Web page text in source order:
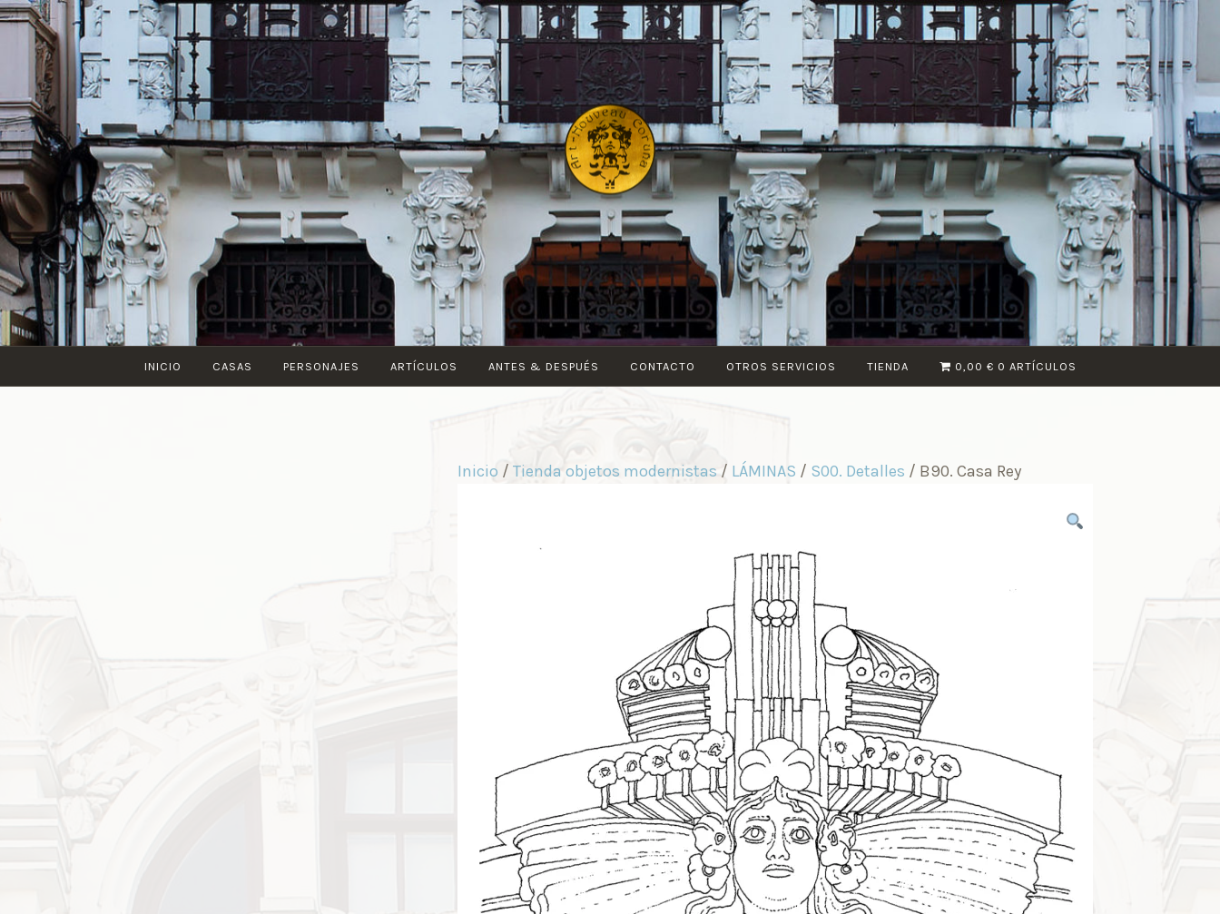
Saltar
contenido
ART-
NOUVEAU
CORUÑA
INICIO CASAS PERSONAJES ARTÍCULOS ANTES & DESPUÉS CONTACTO OTROS SERVICIOS TIENDA 0,00 € 0 ARTÍCULOS
Inicio / Tienda objetos modernistas / LÁMINAS / S00. Detalles / B90. Casa Rey